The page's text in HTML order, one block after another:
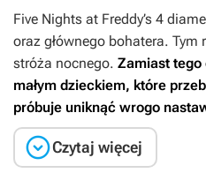
Five Nights at Freddy’s 4
oraz głównego bohatera.
stróża nocnego. Zamiast tego
małym dzieckiem, które
próbuje uniknąć wrogo
Czytaj więcej